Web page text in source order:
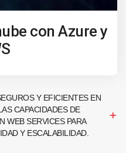
con Azure y
Y EFICIENTES EN
CAPACIDADES DE
WEB SERVICES PARA
Y ESCALABILIDAD.